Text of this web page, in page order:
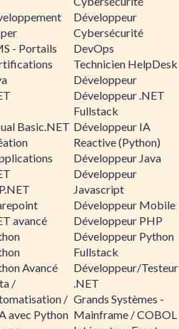
- Portails
Basic.NET
avancé
Avancé
/
/
avec Python
Développeur
Cybersécurité
DevOps
Technicien HelpDesk
Développeur
Développeur .NET
Fullstack
Développeur IA
Reactive (Python)
Développeur Java
Développeur
Javascript
Développeur Mobile
Développeur PHP
Développeur Python
Fullstack
Développeur/Testeur
.NET
Grands Systèmes -
Mainframe / COBOL